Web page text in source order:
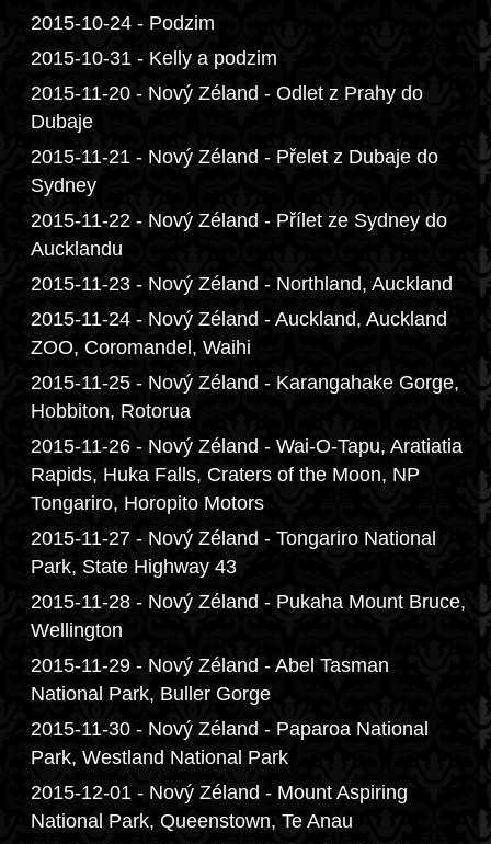
2015-10-24 - Podzim
2015-10-31 - Kelly a podzim
2015-11-20 - Nový Zéland - Odlet z Prahy do
Dubaje
2015-11-21 - Nový Zéland - Přelet z Dubaje do
Sydney
2015-11-22 - Nový Zéland - Přílet ze Sydney do
Aucklandu
2015-11-23 - Nový Zéland - Northland, Auckland
2015-11-24 - Nový Zéland - Auckland, Auckland
ZOO, Coromandel, Waihi
2015-11-25 - Nový Zéland - Karangahake Gorge,
Hobbiton, Rotorua
2015-11-26 - Nový Zéland - Wai-O-Tapu, Aratiatia
Rapids, Huka Falls, Craters of the Moon, NP
Tongariro, Horopito Motors
2015-11-27 - Nový Zéland - Tongariro National
Park, State Highway 43
2015-11-28 - Nový Zéland - Pukaha Mount Bruce,
Wellington
2015-11-29 - Nový Zéland - Abel Tasman
National Park, Buller Gorge
2015-11-30 - Nový Zéland - Paparoa National
Park, Westland National Park
2015-12-01 - Nový Zéland - Mount Aspiring
National Park, Queenstown, Te Anau